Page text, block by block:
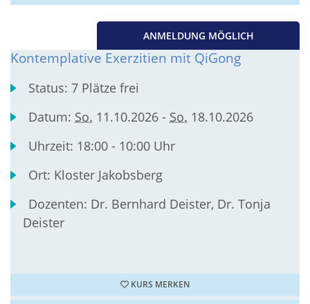
ANMELDUNG MÖGLICH
Kontemplative Exerzitien mit QiGong
Status:7 Plätze frei
Datum: So. 11.10.2026 - So. 18.10.2026
Uhrzeit: 18:00 - 10:00 Uhr
Ort: Kloster Jakobsberg
Dozenten: Dr. Bernhard Deister, Dr. Tonja
Deister
KURS MERKEN